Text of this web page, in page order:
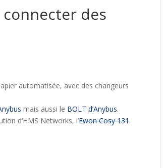
des
automatisée, avec des changeurs
mais aussi le BOLT d’Anybus.
d’HMS Networks, l’Ewon Cosy 131.